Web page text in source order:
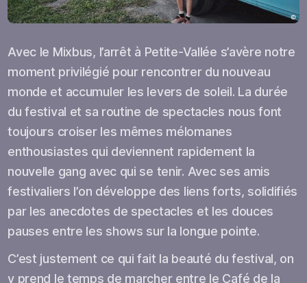
Avec le Mixbus, l’arrêt à Petite-Vallée s’avère notre
moment privilégié pour rencontrer du nouveau
monde et accumuler les levers de soleil. La durée
du festival et sa routine de spectacles nous font
toujours croiser les mêmes mélomanes
enthousiastes qui deviennent rapidement la
nouvelle gang avec qui se tenir. Avec ses amis
festivaliers l’on développe des liens forts, solidifiés
par les anecdotes de spectacles et les douces
pauses entre les shows sur la longue pointe.
C’est justement ce qui fait la beauté du festival, on
y prend le temps de marcher entre le Café de la